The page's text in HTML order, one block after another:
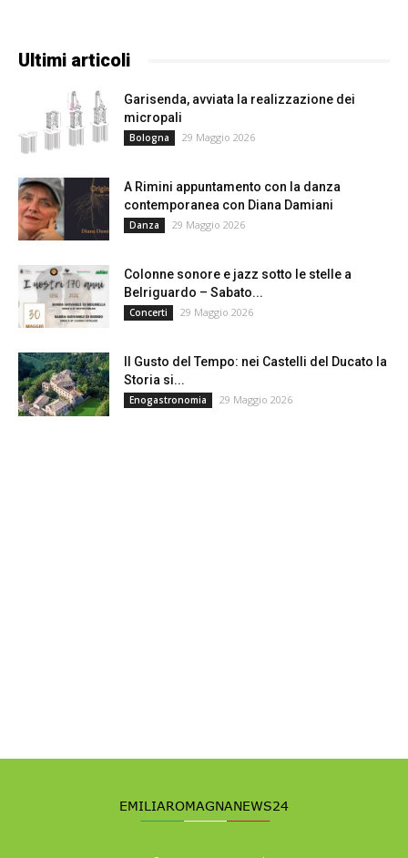
Ultimi articoli
Garisenda, avviata la realizzazione dei
micropali
Bologna 29 Maggio 2026
A Rimini appuntamento con la danza
contemporanea con Diana Damiani
Danza 29 Maggio 2026
Colonne sonore e jazz sotto le stelle a
Belriguardo – Sabato...
Concerti 29 Maggio 2026
Il Gusto del Tempo: nei Castelli del Ducato la
Storia si...
Enogastronomia 29 Maggio 2026